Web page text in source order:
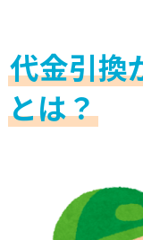
代金引換
とは？